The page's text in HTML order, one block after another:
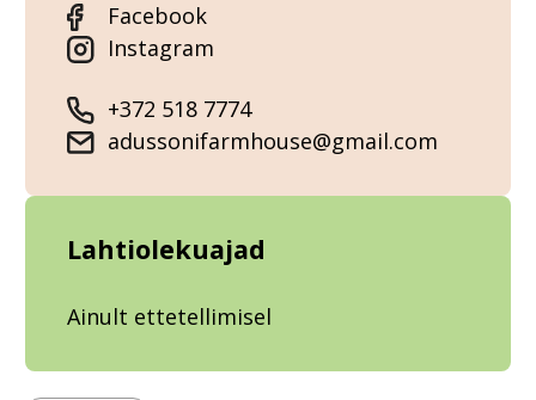
Facebook
Instagram
+372 518 7774
adussonifarmhouse@gmail.com
Lahtiolekuajad
Ainult ettetellimisel